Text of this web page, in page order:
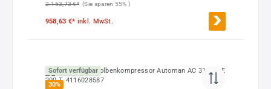
2.153,73 €* (Sie sparen 55% )
958,63 €* inkl. MwSt.
Sofort verfügbar
30%